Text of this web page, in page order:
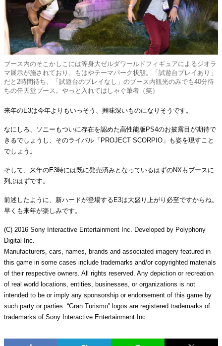
ブース内のそこかしこには等身大ゼルダワールドフィギュアによるジオラ
マ展示が施されており、もはやテーマパーク状態。「試遊台プレイあり」
だと2時間待ち、「試遊台のプレイなし」のブース内観光のみでも40分待
ちの任天堂ブース。やっと入れてはしゃぐ筆者（笑）
来年のE3は今年よりもいっそう、興味深いものになりそうです。
なにしろ、ソニーもついに存在を認めた高性能版PS4のお披露目が期待で
きるでしょうし、そのライバル「PROJECT SCORPIO」も姿を現すこと
でしょう。
そして、来年のE3時には既に発売済みとなっているはずのNXもブースに
列ぶはずです。
前述したように、新ハードが登場するE3は大盛り上がり必至ですからね。
早くも来年が楽しみです。
(C) 2016 Sony Interactive Entertainment Inc. Developed by Polyphony
Digital Inc.
Manufacturers, cars, names, brands and associated imagery featured in
this game in some cases include trademarks and/or copyrighted materials
of their respective owners. All rights reserved. Any depiction or recreation
of real world locations, entities, businesses, or organizations is not
intended to be or imply any sponsorship or endorsement of this game by
such party or parties. “Gran Turismo” logos are registered trademarks of
trademarks of Sony Interactive Entertainment Inc.